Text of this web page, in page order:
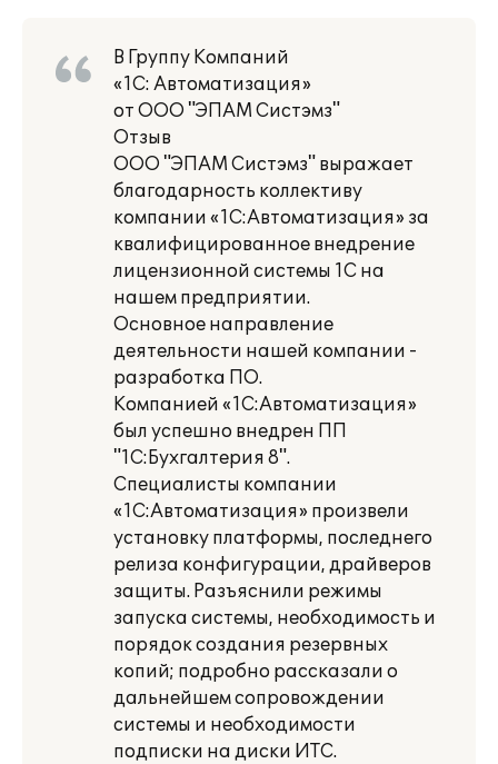
В Группу Компаний
«1С: Автоматизация»
от ООО "ЭПАМ Систэмз"
Отзыв
ООО "ЭПАМ Систэмз" выражает
благодарность коллективу
компании «1С:Автоматизация» за
квалифицированное внедрение
лицензионной системы 1С на
нашем предприятии.
Основное направление
деятельности нашей компании -
разработка ПО.
Компанией «1С:Автоматизация»
был успешно внедрен ПП
"1С:Бухгалтерия 8".
Специалисты компании
«1С:Автоматизация» произвели
установку платформы, последнего
релиза конфигурации, драйверов
защиты. Разъяснили режимы
запуска системы, необходимость и
порядок создания резервных
копий; подробно рассказали о
дальнейшем сопровождении
системы и необходимости
подписки на диски ИТС.